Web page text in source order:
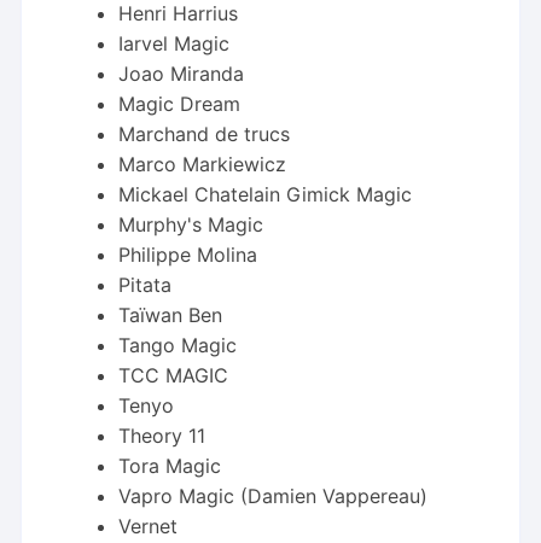
Henri Harrius
Iarvel Magic
Joao Miranda
Magic Dream
Marchand de trucs
Marco Markiewicz
Mickael Chatelain Gimick Magic
Murphy's Magic
Philippe Molina
Pitata
Taïwan Ben
Tango Magic
TCC MAGIC
Tenyo
Theory 11
Tora Magic
Vapro Magic (Damien Vappereau)
Vernet